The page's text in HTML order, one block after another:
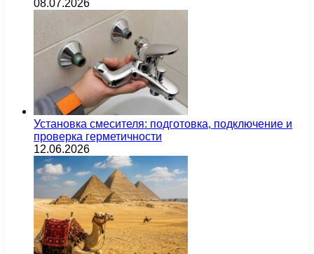
08.07.2026
Установка смесителя: подготовка, подключение и
проверка герметичности
12.06.2026